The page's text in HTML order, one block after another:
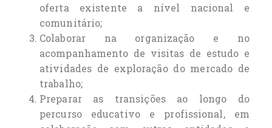
oferta existente a nível nacional e
comunitário;
Colaborar na organização e no
acompanhamento de visitas de estudo e
atividades de exploração do mercado de
trabalho;
Preparar as transições ao longo do
percurso educativo e profissional, em